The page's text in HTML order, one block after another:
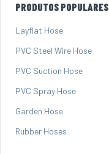
PRODUTOS POPULARES
Layflat Hose
PVC Steel Wire Hose
PVC Suction Hose
PVC Spray Hose
Garden Hose
Rubber Hoses